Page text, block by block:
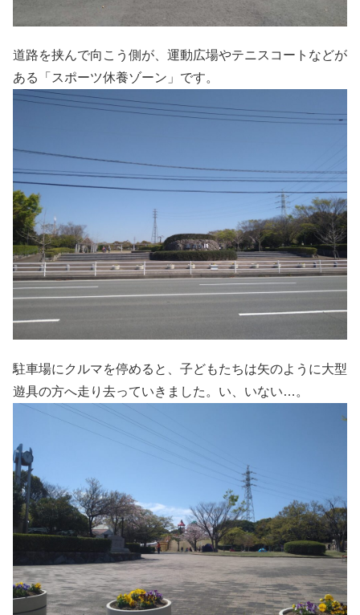
道路を挟んで向こう側が、運動広場やテニスコートなどが
ある「スポーツ休養ゾーン」です。
駐車場にクルマを停めると、子どもたちは矢のように大型
遊具の方へ走り去っていきました。い、いない…。